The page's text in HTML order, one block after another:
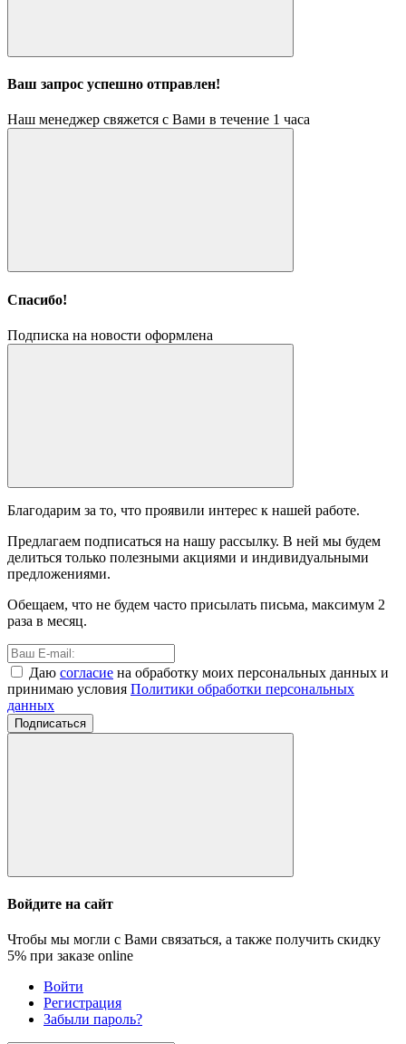
Ваш запрос успешно отправлен!
Наш менеджер свяжется с Вами в течение 1 часа
Спасибо!
Подписка на новости оформлена
Благодарим за то, что проявили интерес к нашей работе.
Предлагаем подписаться на нашу рассылку. В ней мы будем
делиться только полезными акциями и индивидуальными
предложениями.
Обещаем, что не будем часто присылать письма, максимум 2
раза в месяц.
Даю согласие на обработку моих персональных данных и
принимаю условия Политики обработки персональных
данных
Подписаться
Войдите на сайт
Чтобы мы могли с Вами связаться, а также получить скидку
5% при заказе online
Войти
Регистрация
Забыли пароль?